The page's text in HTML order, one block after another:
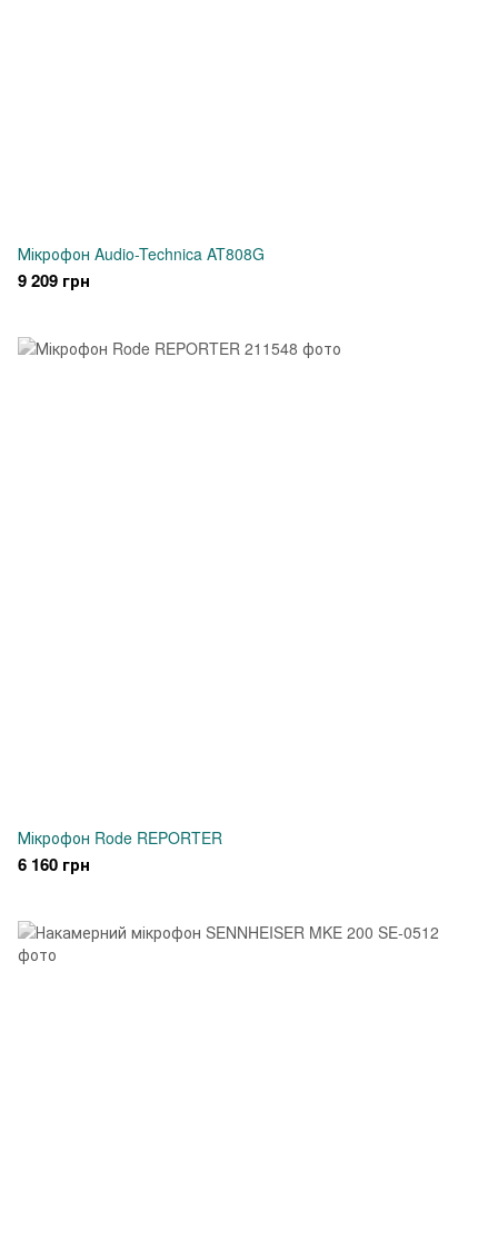
Мікрофон Audio-Technica AT808G
9 209 грн
Мікрофон Rode REPORTER
6 160 грн